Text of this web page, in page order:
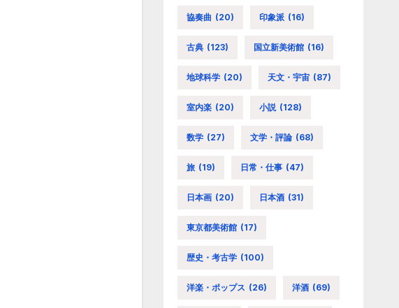
協奏曲 (20) 印象派 (16)
古典 (123) 国立新美術館 (16)
地球科学 (20) 天文・宇宙 (87)
室内楽 (20) 小説 (128)
数学 (27) 文学・評論 (68)
旅 (19) 日常・仕事 (47)
日本画 (20) 日本酒 (31)
東京都美術館 (17)
歴史・考古学 (100)
洋楽・ポップス (26) 洋酒 (69)